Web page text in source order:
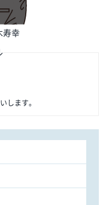
幸
します。